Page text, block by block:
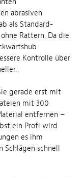
abrasiven
als Standard-
Rattern. Da die
Kontrolle über
gerade erst mit
mit 300
entfernen –
ein Profi wird
es ihm
Schlägen schnell